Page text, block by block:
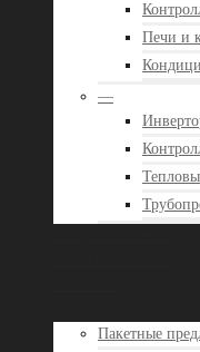
Печи и
—
Пакетные